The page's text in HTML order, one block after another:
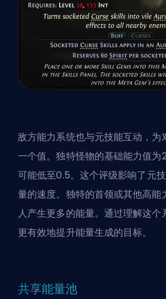
敌方能力系统也与元技能互动，为
一个值。独特怪物的基础能力值为
可能低至0.5。这个评级影响了元
量的速度。独特的首领或其他高能
人产生更多的能量。通过理解这个
更有效地提升能量生成的目标。
共享能量池